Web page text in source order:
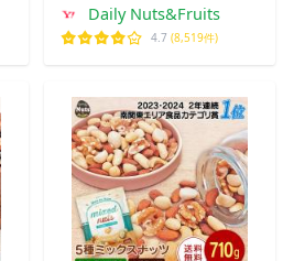
Daily Nuts&Fruits
4.7 (8,519件)